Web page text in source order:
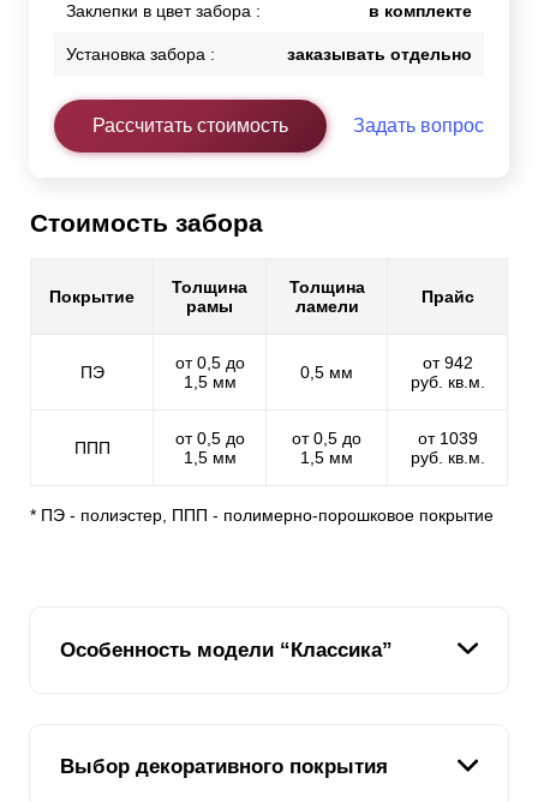
Заклепки в цвет забора : в комплекте
Установка забора : заказывать отдельно
Рассчитать стоимость Задать вопрос
Стоимость забора
Покрытие
Толщина
рамы
Толщина
ламели
Прайс
ПЭ
от 0,5 до
1,5 мм
0,5 мм
от 942
руб. кв.м.
ППП
от 0,5 до
1,5 мм
от 0,5 до
1,5 мм
от 1039
руб. кв.м.
* ПЭ - полиэстер, ППП - полимерно-порошковое покрытие
Особенность модели “Классика”
В каталоге компании существует модель забора
«Ранчо» с горизонтальным расположением
Выбор декоративного покрытия